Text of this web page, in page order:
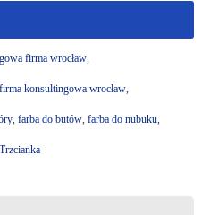
firma wrocław,
firma konsultingowa wrocław,
, farba do butów, farba do nubuku,